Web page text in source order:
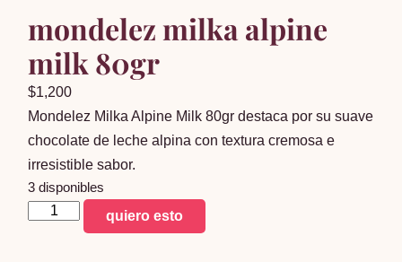
mondelez milka alpine
milk 80gr
$1,200
Mondelez Milka Alpine Milk 80gr destaca por su suave
chocolate de leche alpina con textura cremosa e
irresistible sabor.
3 disponibles
mondelez
quiero esto